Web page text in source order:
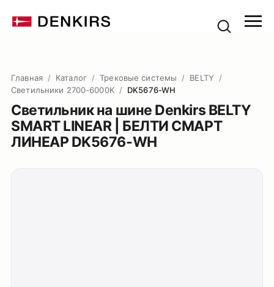
Главная / Каталог / Трековые системы / BELTY
/
Светильники 2700-6000K / DK5676-WH
Светильник на шине Denkirs BELTY
SMART LINEAR | БЕЛТИ СМАРТ
ЛИНЕАР DK5676-WH